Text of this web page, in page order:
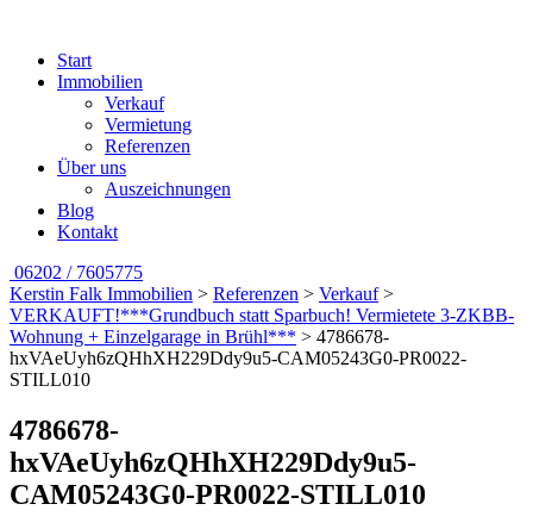
Start
Immobilien
Verkauf
Vermietung
Referenzen
Über uns
Auszeichnungen
Blog
Kontakt
06202 / 7605775
Kerstin Falk Immobilien > Referenzen > Verkauf>
VERKAUFT!***Grundbuch statt Sparbuch! Vermietete 3-ZKBB-
Wohnung + Einzelgarage in Brühl*** > 4786678-
hxVAeUyh6zQHhXH229Ddy9u5-CAM05243G0-PR0022-
STILL010
4786678-
hxVAeUyh6zQHhXH229Ddy9u5-
CAM05243G0-PR0022-STILL010